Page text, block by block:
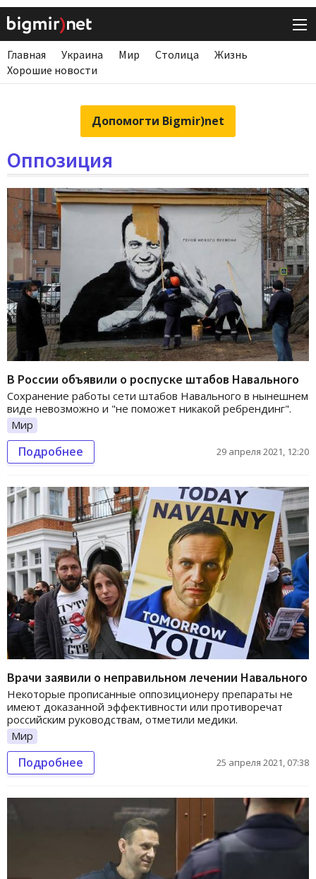
Главная Украина Мир Столица
Жизнь
Хорошие новости
Допомогти Bigmir)net
Оппозиция
В России объявили о роспуске штабов Навального
Сохранение работы сети штабов Навального в нынешнем
виде невозможно и "не поможет никакой ребрендинг".
Мир
Подробнее 29 апреля 2021, 12:20
Врачи заявили о неправильном лечении Навального
Некоторые прописанные оппозиционеру препараты не
имеют доказанной эффективности или противоречат
российским руководствам, отметили медики.
Мир
Подробнее 25 апреля 2021, 07:38